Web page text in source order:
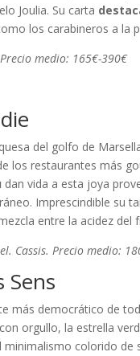
Joulia. Su carta
los carabineros a la
medio: 165€-390€
del golfo de
los restaurantes más
dan vida a esta joya
Imprescindible su
entre la acidez
Cassis. Precio medio:
Sens
más democrático de
orgullo, la estrella
colorido de